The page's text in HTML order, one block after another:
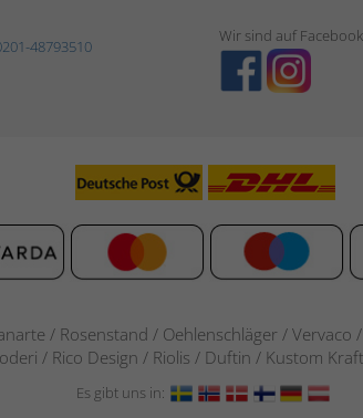
48793510
Wir sind auf Facebook
/ Rosenstand / Oehlenschläger / Vervaco
/ Rico Design / Riolis / Duftin / Kustom
Es gibt uns in: